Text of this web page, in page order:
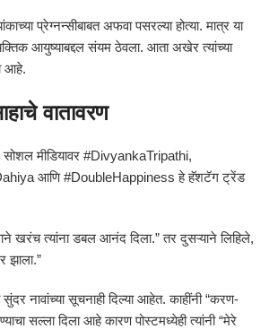
प्रेग्नन्सीबाबत अफवा पसरल्या होत्या. मात्र या
आयुष्याबद्दल संयम ठेवला. आता अखेर त्यांच्या
आहे.
वातावरण
सोशल मीडियावर #DivyankaTripathi,
आणि #DoubleHappiness हे हॅशटॅग ट्रेंड
खरंच त्यांना डबल आनंद दिला.” तर दुसऱ्याने लिहिले,
झाला.”
सुंदर नावांच्या सूचनाही दिल्या आहेत. काहींनी “करण-
सल्ला दिला आहे कारण पोस्टमध्येही त्यांनी “मेरे